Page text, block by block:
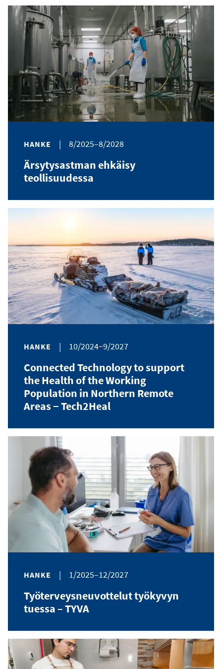
HANKE | 8/2025–8/2028
Ärsytysastman ehkäisy
teollisuudessa
HANKE | 10/2024−9/2027
Connected Technology to support
the Health of the Working
Population in Northern Remote
Areas − Tech2Heal
HANKE | 1/2025–12/2027
Työterveysneuvottelut työkyvyn
tuessa – TYVA